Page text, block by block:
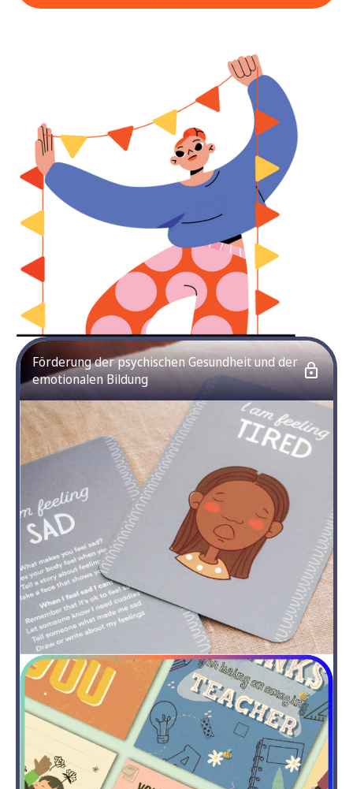
Förderung der psychischen Gesundheit und der
emotionalen Bildung